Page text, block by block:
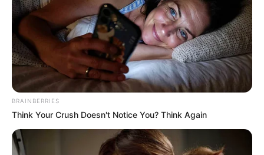
BRAINBERRIES
Think Your Crush Doesn't Notice You? Think Again